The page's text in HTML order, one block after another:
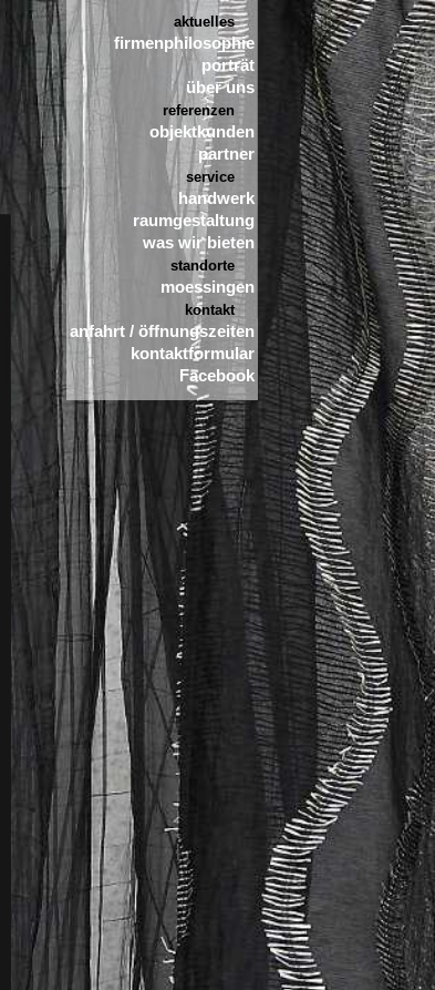
aktuelles
firmenphilosophie
porträt
über uns
referenzen
objektkunden
partner
service
handwerk
raumgestaltung
was wir bieten
standorte
moessingen
kontakt
anfahrt / öffnungszeiten
kontaktformular
Facebook